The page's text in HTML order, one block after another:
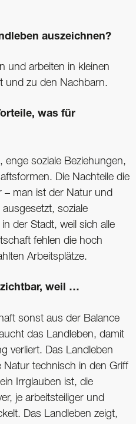
auszeichnen?
und arbeiten in kleinen
und zu den Nachbarn.
was für
enge soziale Beziehungen,
Die Nachteile die
– man ist der Natur und
soziale
der Stadt, weil sich alle
fehlen die hoch
Arbeitsplätze.
weil …
sonst aus der Balance
das Landleben, damit
verliert. Das Landleben
Natur technisch in den Griff
Irrglauben ist, die
je arbeitsteiliger und
Das Landleben zeigt,